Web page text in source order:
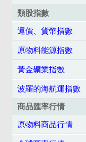
類股指數
運價、貨幣指數
原物料能源指數
黃金礦業指數
波羅的海航運指數
商品匯率行情
原物料商品行情